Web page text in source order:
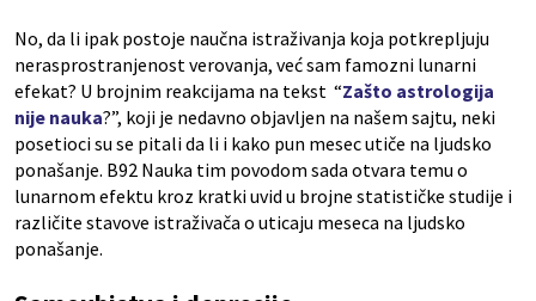
No, da li ipak postoje naučna istraživanja koja potkrepljuju
nerasprostranjenost verovanja, već sam famozni lunarni
efekat? U brojnim reakcijama na tekst “Zašto astrologija
nije nauka?”, koji je nedavno objavljen na našem sajtu, neki
posetioci su se pitali da li i kako pun mesec utiče na ljudsko
ponašanje. B92 Nauka tim povodom sada otvara temu o
lunarnom efektu kroz kratki uvid u brojne statističke studije i
različite stavove istraživača o uticaju meseca na ljudsko
ponašanje.